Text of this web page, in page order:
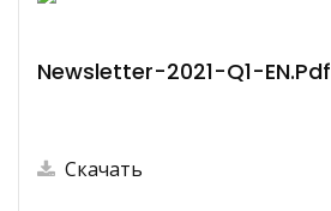
Newsletter-2021-Q1-EN.pdf
Скачать